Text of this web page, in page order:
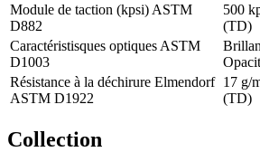
Module de taction (kpsi) ASTM
D882
500
(TD)
Caractéristisques optiques ASTM
D1003
Résistance à la déchirure Elmendorf
ASTM D1922
17 g/
(TD)
Collection